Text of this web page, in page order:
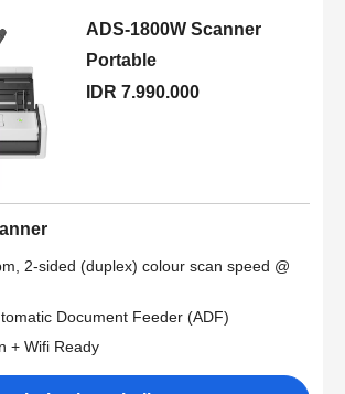
ADS-1800W Scanner
Portable
IDR 7.990.000
2-sided (duplex) colour scan speed @
Document Feeder (ADF)
+ Wifi Ready